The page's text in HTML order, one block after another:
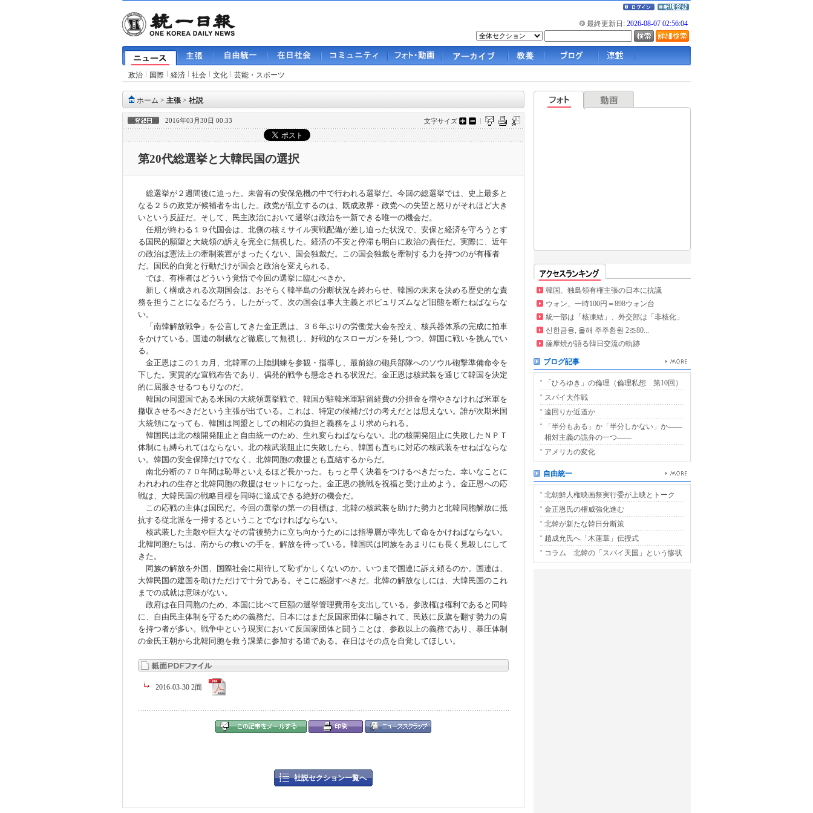
最終更新日: 2026-08-07 02:56:04
政治 国際 経済 社会 文化 芸能・スポーツ
ホーム > 主張> 社説
2016年03月30日 00:33 文字サイズ
第20代総選挙と大韓民国の選択
総選挙が２週間後に迫った。未曾有の安保危機の中で行われる選挙だ。今回の総選挙では、史上最多と
なる２５の政党が候補者を出した。政党が乱立するのは、既成政界・政党への失望と怒りがそれほど大き
いという反証だ。そして、民主政治において選挙は政治を一新できる唯一の機会だ。
任期が終わる１９代国会は、北側の核ミサイル実戦配備が差し迫った状況で、安保と経済を守ろうとす
る国民的願望と大統領の訴えを完全に無視した。経済の不安と停滞も明白に政治の責任だ。実際に、近年
の政治は憲法上の牽制装置がまったくない、国会独裁だ。この国会独裁を牽制する力を持つのが有権者
だ。国民的自覚と行動だけが国会と政治を変えられる。
では、有権者はどういう覚悟で今回の選挙に臨むべきか。
新しく構成される次期国会は、おそらく韓半島の分断状況を終わらせ、韓国の未来を決める歴史的な責
務を担うことになるだろう。したがって、次の国会は事大主義とポピュリズムなど旧態を断たねばならな
い。
「南韓解放戦争」を公言してきた金正恩は、３６年ぶりの労働党大会を控え、核兵器体系の完成に拍車
をかけている。国連の制裁など徹底して無視し、好戦的なスローガンを発しつつ、韓国に戦いを挑んでい
る。
金正恩はこの１カ月、北韓軍の上陸訓練を参観・指導し、最前線の砲兵部隊へのソウル砲撃準備命令を
下した。実質的な宣戦布告であり、偶発的戦争も懸念される状況だ。金正恩は核武装を通じて韓国を決定
的に屈服させるつもりなのだ。
韓国の同盟国である米国の大統領選挙戦で、韓国が駐韓米軍駐留経費の分担金を増やさなければ米軍を
撤収させるべきだという主張が出ている。これは、特定の候補だけの考えだとは思えない。誰が次期米国
大統領になっても、韓国は同盟としての相応の負担と義務をより求められる。
韓国民は北の核開発阻止と自由統一のため、生れ変らねばならない。北の核開発阻止に失敗したＮＰＴ
体制にも縛られてはならない。北の核武装阻止に失敗したら、韓国も直ちに対応の核武装をせねばならな
い。韓国の安全保障だけでなく、北韓同胞の救援とも直結するからだ。
南北分断の７０年間は恥辱といえるほど長かった。もっと早く決着をつけるべきだった。幸いなことに
われわれの生存と北韓同胞の救援はセットになった。金正恩の挑戦を祝福と受け止めよう。金正恩への応
戦は、大韓民国の戦略目標を同時に達成できる絶好の機会だ。
この応戦の主体は国民だ。今回の選挙の第一の目標は、北韓の核武装を助けた勢力と北韓同胞解放に抵
抗する従北派を一掃するということでなければならない。
核武装した主敵や巨大なその背後勢力に立ち向かうためには指導層が率先して命をかけねばならない。
北韓同胞たちは、南からの救いの手を、解放を待っている。韓国民は同族をあまりにも長く見殺しにして
きた。
同族の解放を外国、国際社会に期待して恥ずかしくないのか。いつまで国連に訴え頼るのか。国連は、
大韓民国の建国を助けただけで十分である。そこに感謝すべきだ。北韓の解放なしには、大韓民国のこれ
までの成就は意味がない。
政府は在日同胞のため、本国に比べて巨額の選挙管理費用を支出している。参政権は権利であると同時
に、自由民主体制を守るための義務だ。日本にはまだ反国家団体に騙されて、民族に反旗を翻す勢力の肩
を持つ者が多い。戦争中という現実において反国家団体と闘うことは、参政以上の義務であり、暴圧体制
の金氏王朝から北韓同胞を救う課業に参加する道である。在日はその点を自覚してほしい。
2016-03-30 2面
社説セクション一覧へ
韓国、独島領有権主張の日本に抗議
ウォン、一時100円＝898ウォン台
統一部は「核凍結」、外交部は「非核化」
신한금융, 올해 주주환원 2조80...
薩摩焼が語る韓日交流の軌跡
ブログ記事
「ひろゆき」の倫理（倫理私想 第10回）
スパイ大作戦
遠回りか近道か
「半分もある」か「半分しかない」か――
相対主義の詭弁の一つ――
アメリカの変化
自由統一
北朝鮮人権映画祭実行委が上映とトーク
金正恩氏の権威強化進む
北韓が新たな韓日分断策
趙成允氏へ「木蓮章」伝授式
コラム 北韓の「スパイ天国」という惨状